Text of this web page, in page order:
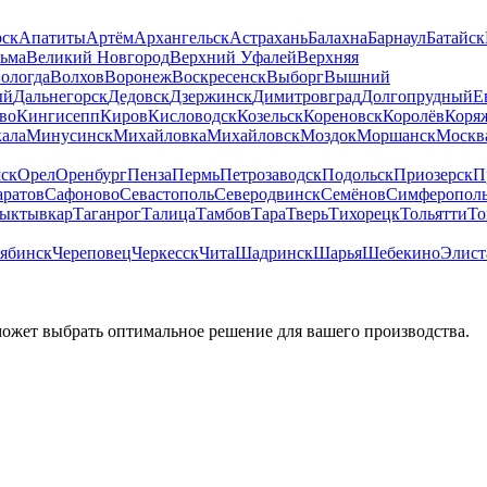
АпатитыАртёмАрхангельскАстраханьБалахнаБарнаулБатайск
Великий НовгородВерхний УфалейВерхняя
ВолховВоронежВоскресенскВыборгВышний
ДальнегорскДедовскДзержинскДимитровградДолгопрудный
КингисеппКировКисловодскКозельскКореновскКоролёв
МинусинскМихайловкаМихайловскМоздокМоршанск
ОрелОренбургПензаПермьПетрозаводскПодольскПриозерск
СафоновоСевастопольСеверодвинскСемёнов
ТаганрогТалицаТамбовТараТверьТихорецкТольятти
ЧереповецЧеркесскЧитаШадринскШарьяШебекино
выбрать оптимальное решение для вашего производства.